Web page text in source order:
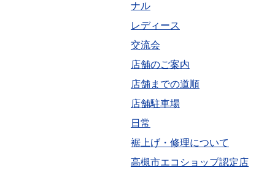
ナル
レディース
交流会
店舗のご案内
店舗までの道順
店舗駐車場
日常
裾上げ・修理について
高槻市エコショップ認定店